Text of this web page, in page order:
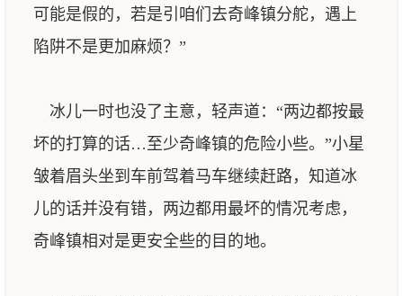
可能是假的，若是引咱们去奇峰镇分舵，遇上
陷阱不是更加麻烦？”
冰儿一时也没了主意，轻声道：“两边都按最
坏的打算的话…至少奇峰镇的危险小些。”小星
皱着眉头坐到车前驾着马车继续赶路，知道冰
儿的话并没有错，两边都用最坏的情况考虑，
奇峰镇相对是更安全些的目的地。